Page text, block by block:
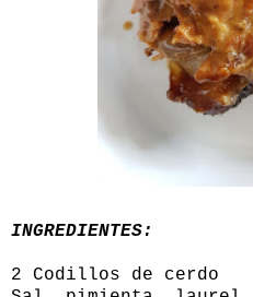
INGREDIENTES:
2 Codillos de cerdo